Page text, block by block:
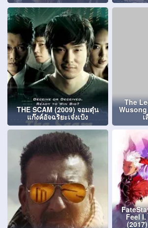
THE SCAM (2009) จอมตุ๋น
แก๊งค์อัจฉริยะเจ๋งเป้ง
The
Feel